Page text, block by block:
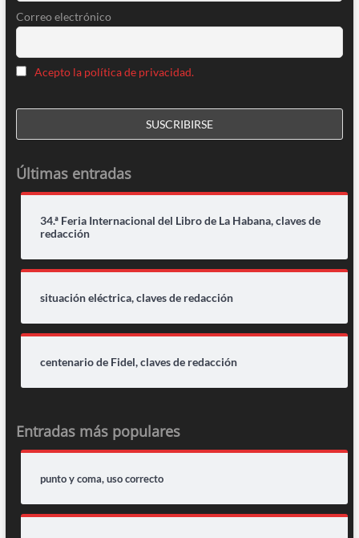
Correo electrónico
Acepto la política de privacidad.
Últimas entradas
34.ª Feria Internacional del Libro de La Habana, claves de
redacción
situación eléctrica, claves de redacción
centenario de Fidel, claves de redacción
Entradas más populares
punto y coma, uso correcto